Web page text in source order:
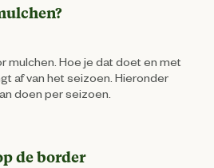
mulchen. Hoe je dat doet en met
af van het seizoen. Hieronder
doen per seizoen.
de border